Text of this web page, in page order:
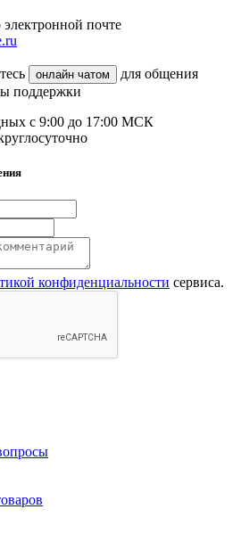
почте
онлайн чатом
для общения
поддержки
с 9:00 до 17:00 МСК
конфиденциальности сервиса.